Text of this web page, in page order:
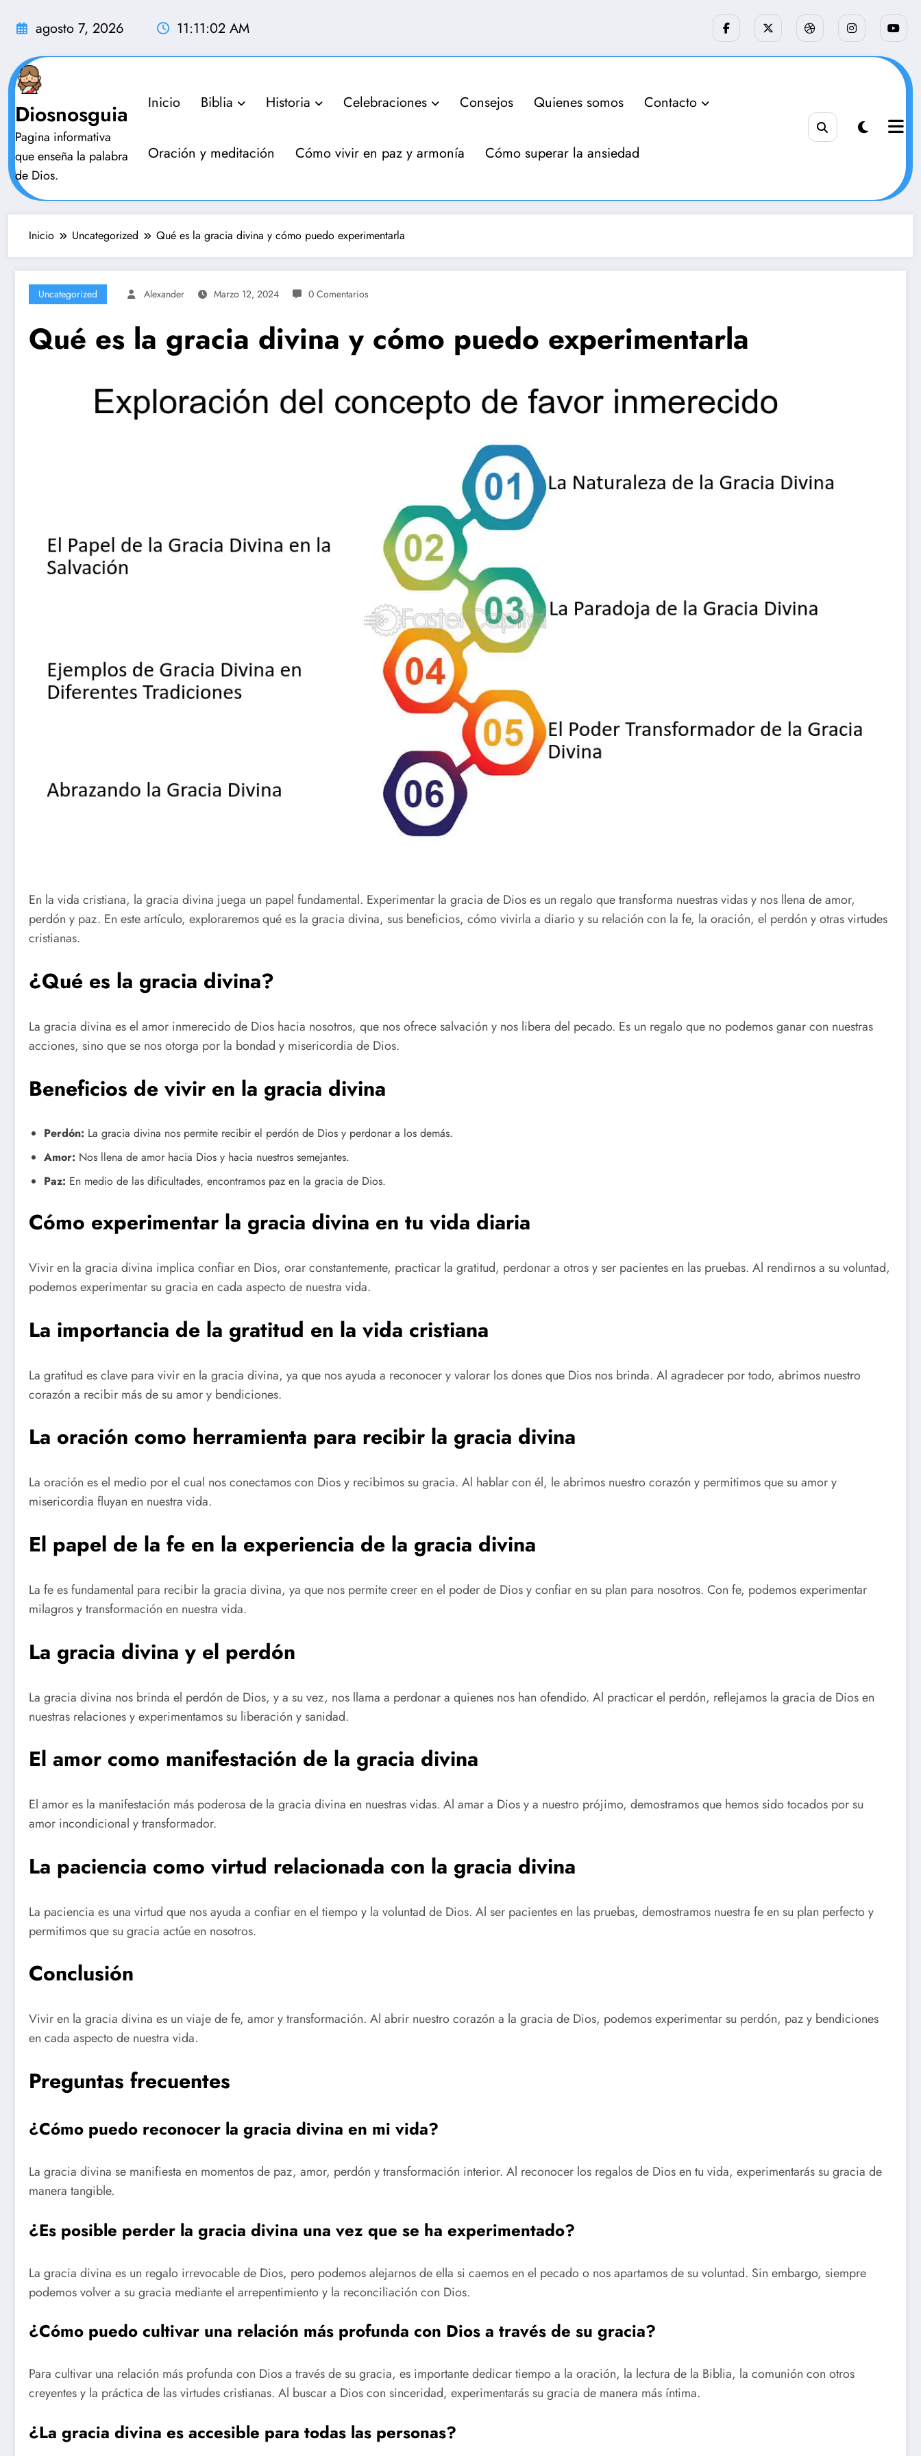
agosto 7, 2026 11:11:03 AM
Diosnosguia
Pagina informativa
que enseña la palabra
de Dios.
Inicio Biblia Historia Celebraciones Consejos Quienes somos Contacto
Oración y meditación Cómo vivir en paz y armonía Cómo superar la ansiedad
Inicio Uncategorized Qué es la gracia divina y cómo puedo experimentarla
Uncategorized Alexander Marzo 12, 2024 0 Comentarios
Qué es la gracia divina y cómo puedo experimentarla
En la vida cristiana, la gracia divina juega un papel fundamental. Experimentar la gracia de Dios es un regalo que transforma nuestras vidas y nos llena de amor,
perdón y paz. En este artículo, exploraremos qué es la gracia divina, sus beneficios, cómo vivirla a diario y su relación con la fe, la oración, el perdón y otras virtudes
cristianas.
¿Qué es la gracia divina?
La gracia divina es el amor inmerecido de Dios hacia nosotros, que nos ofrece salvación y nos libera del pecado. Es un regalo que no podemos ganar con nuestras
acciones, sino que se nos otorga por la bondad y misericordia de Dios.
Beneficios de vivir en la gracia divina
Perdón: La gracia divina nos permite recibir el perdón de Dios y perdonar a los demás.
Amor: Nos llena de amor hacia Dios y hacia nuestros semejantes.
Paz: En medio de las dificultades, encontramos paz en la gracia de Dios.
Cómo experimentar la gracia divina en tu vida diaria
Vivir en la gracia divina implica confiar en Dios, orar constantemente, practicar la gratitud, perdonar a otros y ser pacientes en las pruebas. Al rendirnos a su voluntad,
podemos experimentar su gracia en cada aspecto de nuestra vida.
La importancia de la gratitud en la vida cristiana
La gratitud es clave para vivir en la gracia divina, ya que nos ayuda a reconocer y valorar los dones que Dios nos brinda. Al agradecer por todo, abrimos nuestro
corazón a recibir más de su amor y bendiciones.
La oración como herramienta para recibir la gracia divina
La oración es el medio por el cual nos conectamos con Dios y recibimos su gracia. Al hablar con él, le abrimos nuestro corazón y permitimos que su amor y
misericordia fluyan en nuestra vida.
El papel de la fe en la experiencia de la gracia divina
La fe es fundamental para recibir la gracia divina, ya que nos permite creer en el poder de Dios y confiar en su plan para nosotros. Con fe, podemos experimentar
milagros y transformación en nuestra vida.
La gracia divina y el perdón
La gracia divina nos brinda el perdón de Dios, y a su vez, nos llama a perdonar a quienes nos han ofendido. Al practicar el perdón, reflejamos la gracia de Dios en
nuestras relaciones y experimentamos su liberación y sanidad.
El amor como manifestación de la gracia divina
El amor es la manifestación más poderosa de la gracia divina en nuestras vidas. Al amar a Dios y a nuestro prójimo, demostramos que hemos sido tocados por su
amor incondicional y transformador.
La paciencia como virtud relacionada con la gracia divina
La paciencia es una virtud que nos ayuda a confiar en el tiempo y la voluntad de Dios. Al ser pacientes en las pruebas, demostramos nuestra fe en su plan perfecto y
permitimos que su gracia actúe en nosotros.
Conclusión
Vivir en la gracia divina es un viaje de fe, amor y transformación. Al abrir nuestro corazón a la gracia de Dios, podemos experimentar su perdón, paz y bendiciones
en cada aspecto de nuestra vida.
Preguntas frecuentes
¿Cómo puedo reconocer la gracia divina en mi vida?
La gracia divina se manifiesta en momentos de paz, amor, perdón y transformación interior. Al reconocer los regalos de Dios en tu vida, experimentarás su gracia de
manera tangible.
¿Es posible perder la gracia divina una vez que se ha experimentado?
La gracia divina es un regalo irrevocable de Dios, pero podemos alejarnos de ella si caemos en el pecado o nos apartamos de su voluntad. Sin embargo, siempre
podemos volver a su gracia mediante el arrepentimiento y la reconciliación con Dios.
¿Cómo puedo cultivar una relación más profunda con Dios a través de su gracia?
Para cultivar una relación más profunda con Dios a través de su gracia, es importante dedicar tiempo a la oración, la lectura de la Biblia, la comunión con otros
creyentes y la práctica de las virtudes cristianas. Al buscar a Dios con sinceridad, experimentarás su gracia de manera más íntima.
¿La gracia divina es accesible para todas las personas?